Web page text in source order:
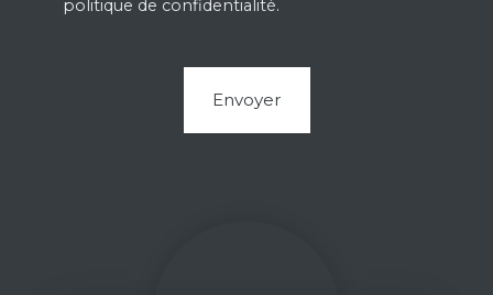
politique de confidentialité.
Envoyer